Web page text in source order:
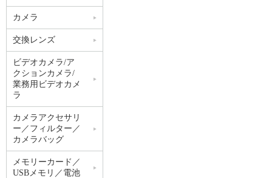
カメラ
交換レンズ
ビデオカメラ/ア
クションカメラ/
業務用ビデオカメ
ラ
カメラアクセサリ
ー／フィルター／
カメラバッグ
メモリーカード／
USBメモリ／電池